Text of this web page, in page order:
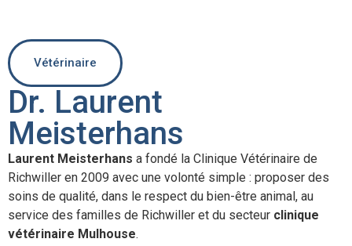
Vétérinaire
Dr. Laurent
Meisterhans
Laurent Meisterhans a fondé la Clinique Vétérinaire de
Richwiller en 2009 avec une volonté simple : proposer des
soins de qualité, dans le respect du bien-être animal, au
service des familles de Richwiller et du secteur clinique
vétérinaire Mulhouse.